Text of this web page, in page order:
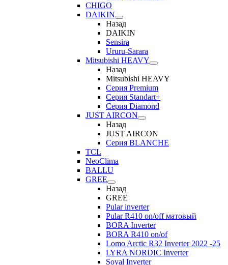
CHIGO
DAIKIN
Назад
DAIKIN
Sensira
Ururu-Sarara
Mitsubishi HEAVY
Назад
Mitsubishi HEAVY
Серия Premium
Серия Standart+
Серия Diamond
JUST AIRCON
Назад
JUST AIRCON
Серия BLANCHE
TCL
NeoClima
BALLU
GREE
Назад
GREE
Pular inverter
Pular R410 on/off матовый
BORA Inverter
BORA R410 on/of
Lomo Arctic R32 Inverter 2022 -25
LYRA NORDIC Inverter
Soyal Inverter